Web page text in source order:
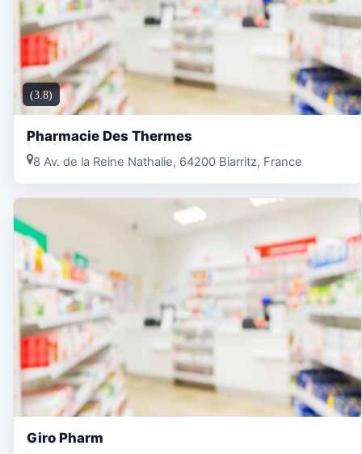
(3.8)
Pharmacie Des Thermes
8 Av. de la Reine Nathalie, 64200 Biarritz, France
Giro Pharm